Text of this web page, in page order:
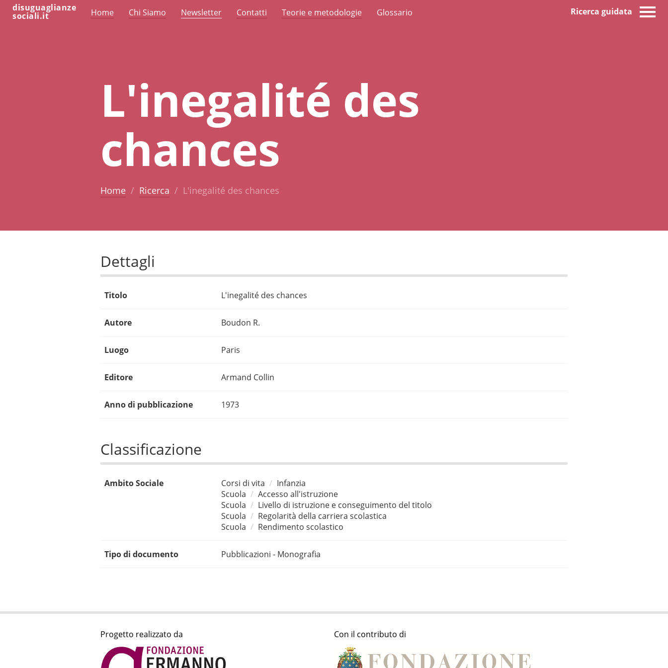
disuguaglianze
sociali.it Home Chi Siamo Newsletter Contatti Teorie e metodologie Glossario Ricerca guidata
L'inegalité des
chances
Home Ricerca L'inegalité des chances
Dettagli
Titolo L'inegalité des chances
Autore Boudon R.
Luogo Paris
Editore Armand Collin
Anno di pubblicazione 1973
Classificazione
Ambito Sociale Corsi di vita
Infanzia
Scuola
Accesso all'istruzione
Scuola
Livello di istruzione e conseguimento del titolo
Scuola
Regolarità della carriera scolastica
Scuola
Rendimento scolastico
Tipo di documento Pubblicazioni - Monografia
Progetto realizzato da Con il contributo di